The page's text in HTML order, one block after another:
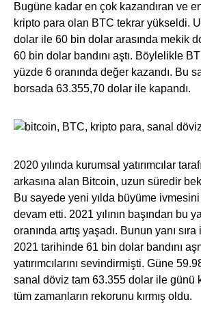
Bugüne kadar en çok kazandıran ve
kripto para olan BTC tekrar yükseldi.
dolar ile 60 bin dolar arasında mekik
60 bin dolar bandını aştı. Böylelikle
yüzde 6 oranında değer kazandı. Bu
borsada 63.355,70 dolar ile kapandı.
2020 yılında kurumsal yatırımcılar
arkasına alan Bitcoin, uzun süredir
Bu sayede yeni yılda büyüme
devam etti. 2021 yılının başından bu
oranında artış yaşadı. Bunun yanı
2021 tarihinde 61 bin dolar bandını
yatırımcılarını sevindirmişti. Güne
sanal döviz tam 63.355 dolar ile günü
tüm zamanların rekorunu kırmış oldu.